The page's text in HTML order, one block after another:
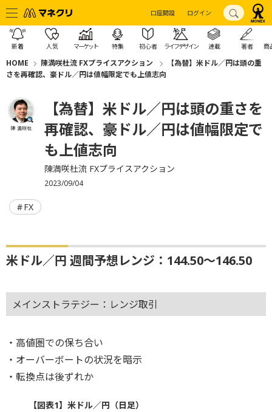
口座開設 ログイン
新着 人気 マーケット 特集 初心者 ライフデザイン 連載 著者 商
HOME 陳満咲杜流 FXプライスアクション
【為替】米ドル／円は頭の重
さを再確認、豪ドル／円は値幅限定でも上値志向
陳 満咲杜
【為替】米ドル／円は頭の重さを
再確認、豪ドル／円は値幅限定で
も上値志向
陳満咲杜流 FXプライスアクション
2023/09/04
FX
米ドル／円 週間予想レンジ：144.50～146.50
メインストラテジー：レンジ取引
・高値圏での保ち合い
・オーバーボートの状況を暗示
・転換点は後ずれか
【図表1】米ドル／円（日足）